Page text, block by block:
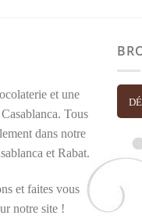
et une
Tous
dans notre
et Rabat.
et faites vous
notre site !